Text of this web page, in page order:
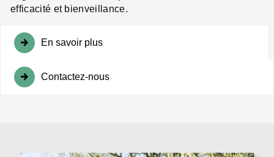
efficacité et bienveillance.
En savoir plus
Contactez-nous